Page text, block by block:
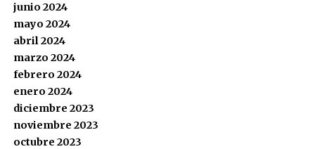
junio 2024
mayo 2024
abril 2024
marzo 2024
febrero 2024
enero 2024
diciembre 2023
noviembre 2023
octubre 2023